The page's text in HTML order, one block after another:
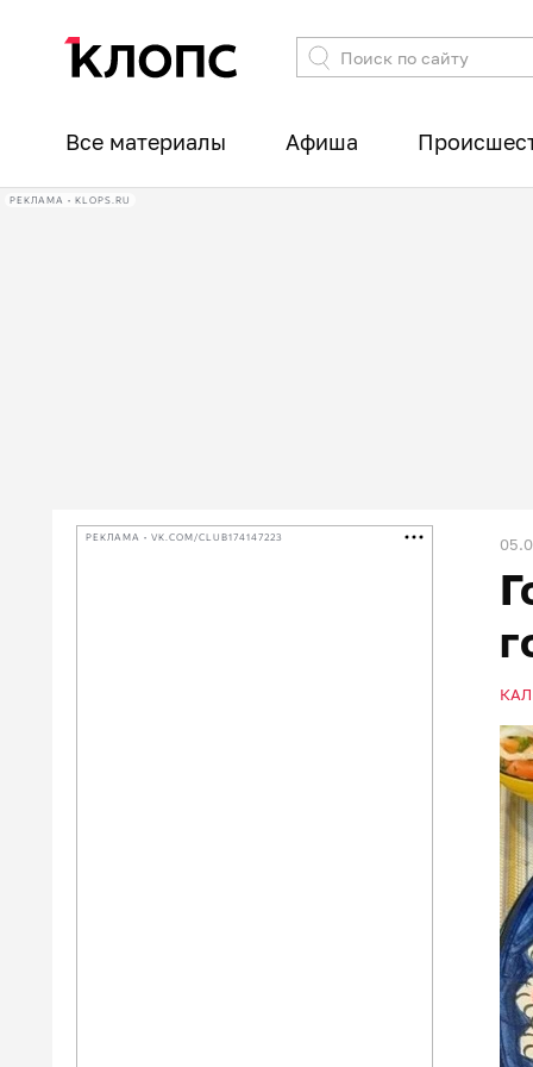
Все материалы Афиша
РЕКЛАМА • KLOPS.RU
РЕКЛАМА • VK.COM/CLUB174147223